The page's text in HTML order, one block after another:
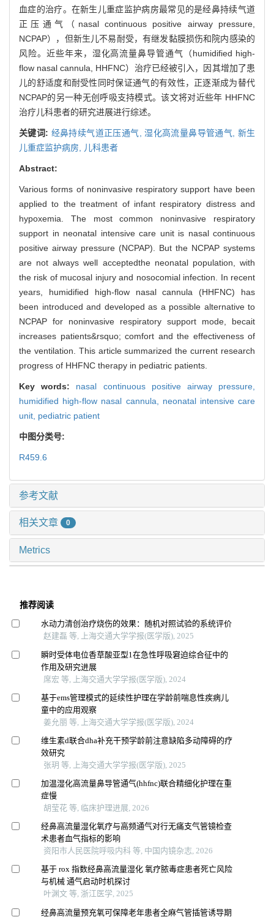
血症的治疗。在新生儿重症监护病房最常见的是经鼻持续气道
正压通气（nasal continuous positive airway pressure,
NCPAP），但新生儿不易耐受，有继发黏膜损伤和院内感染的
风险。近些年来，湿化高流量鼻导管通气（humidified high-
flow nasal cannula, HHFNC）治疗已经被引入，因其增加了患
儿的舒适度和耐受性同时保证通气的有效性，正逐渐成为替代
NCPAP的另一种无创呼吸支持模式。该文将对近些年 HHFNC
治疗儿科患者的研究进展进行综述。
关键词: 经鼻持续气道正压通气,湿化高流量鼻导管通气, 新生
儿重症监护病房,
儿科患者
Abstract:
Various forms of noninvasive respiratory support have been
applied to the treatment of infant respiratory distress and
hypoxemia. The most common noninvasive respiratory
support in neonatal intensive care unit is nasal continuous
positive airway pressure (NCPAP). But the NCPAP systems
are not always well acceptedthe neonatal population, with
the risk of mucosal injury and nosocomial infection. In recent
years, humidified high-flow nasal cannula (HHFNC) has
been introduced and developed as a possible alternative to
NCPAP for noninvasive respiratory support mode, becait
increases patients&rsquo; comfort and the effectiveness of
the ventilation. This article summarized the current research
progress of HHFNC therapy in pediatric patients.
Key words: nasal continuous positive airway pressure,
humidified high-flow nasal cannula, neonatal intensive care
unit, pediatric patient
中图分类号:
R459.6
参考文献
相关文章 0
Metrics
推荐阅读
水动力清创治疗烧伤的效果：随机对照试验的系统评价
赵建磊 等, 上海交通大学学报(医学版), 2025
瞬时受体电位香草酸亚型1在急性呼吸窘迫综合征中的
作用及研究进展
席宏 等, 上海交通大学学报(医学版), 2024
基于ems管理模式的延续性护理在学龄前喘息性疾病儿
童中的应用观察
姜允丽 等, 上海交通大学学报(医学版), 2024
维生素d联合dha补充干预学龄前注意缺陷多动障碍的疗
效研究
张玥 等, 上海交通大学学报(医学版), 2025
加温湿化高流量鼻导管通气(hhfnc)联合精细化护理在重
症慢
胡莹花 等, 临床护理进展, 2026
经鼻高流量湿化氧疗与高频通气对行无痛支气管镜检查
术患者血气指标的影响
资阳市人民医院呼吸内科 等, 中国内镜杂志, 2026
基于 rox 指数经鼻高流量湿化 氧疗脓毒症患者死亡风险
与机械 通气启动时机探讨
叶渊文 等, 浙江医学, 2025
经鼻高流量预充氧可保障老年患者全麻气管插管诱导期